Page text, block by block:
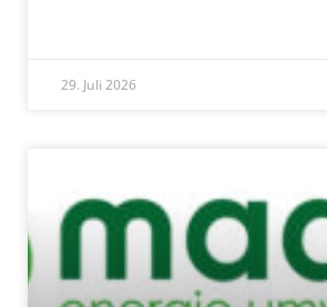
29. Juli 2026